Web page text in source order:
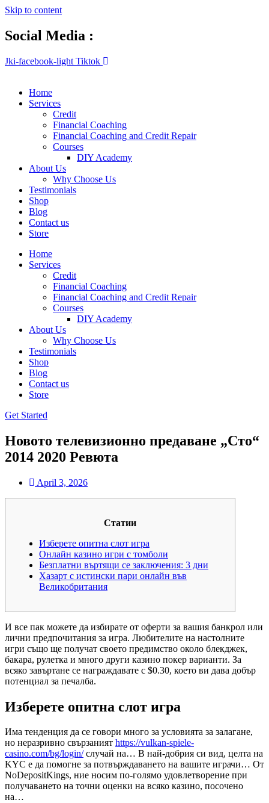
Skip to content
Social Media :
Jki-facebook-light Tiktok
Home
Services
Credit
Financial Coaching
Financial Coaching and Credit Repair
Courses
DIY Academy
About Us
Why Choose Us
Testimonials
Shop
Blog
Contact us
Store
Home
Services
Credit
Financial Coaching
Financial Coaching and Credit Repair
Courses
DIY Academy
About Us
Why Choose Us
Testimonials
Shop
Blog
Contact us
Store
Get Started
Новото телевизионно предаване „Сто“
2014 2020 Ревюта
April 3, 2026
Статии
Изберете опитна слот игра
Онлайн казино игри с томболи
Безплатни въртящи се заключения: 3 дни
Хазарт с истински пари онлайн във
Великобритания
И все пак можете да избирате от оферти за вашия банкрол или
лични предпочитания за игра. Любителите на настолните
игри също ще получат своето предимство около блекджек,
бакара, рулетка и много други казино покер варианти. За
всяко завъртане се награждавате с $0.30, което ви дава добър
потенциал за печалба.
Изберете опитна слот игра
Има тенденция да се говори много за условията за залагане,
но неразривно свързаният https://vulkan-spiele-
casino.com/bg/login/случай на… В най-добрия си вид, целта на
KYC е да помогне за потвърждаването на вашите играчи… От
NoDepositKings, ние носим по-голямо удовлетворение при
получаването на точни оценки на всяко казино, посочено
на…